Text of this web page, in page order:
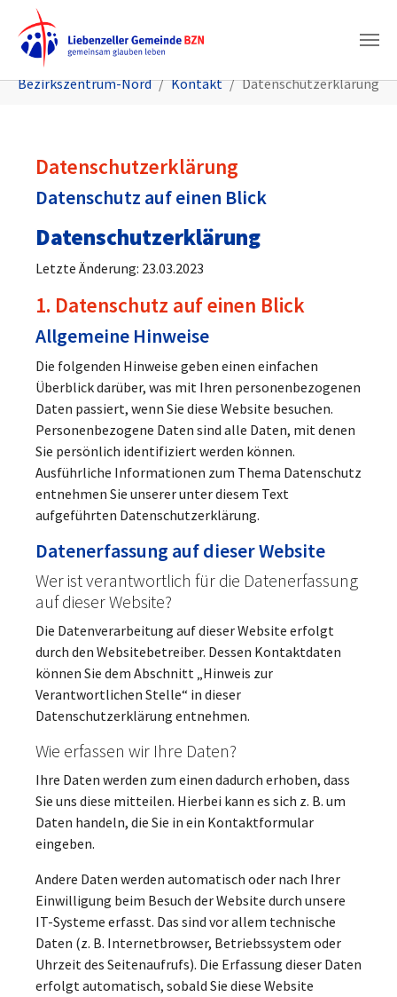
Zum Hauptinhalt springen
Sie sind hier:
Bezirkszentrum-Nord Kontakt Datenschutzerklärung
Datenschutzerklärung
Datenschutz auf einen Blick
Datenschutz­erklärung
Letzte Änderung: 23.03.2023
1. Datenschutz auf einen Blick
Allgemeine Hinweise
Die folgenden Hinweise geben einen einfachen
Überblick darüber, was mit Ihren personenbezogenen
Daten passiert, wenn Sie diese Website besuchen.
Personenbezogene Daten sind alle Daten, mit denen
Sie persönlich identifiziert werden können.
Ausführliche Informationen zum Thema Datenschutz
entnehmen Sie unserer unter diesem Text
aufgeführten Datenschutzerklärung.
Datenerfassung auf dieser Website
Wer ist verantwortlich für die Datenerfassung
auf dieser Website?
Die Datenverarbeitung auf dieser Website erfolgt
durch den Websitebetreiber. Dessen Kontaktdaten
können Sie dem Abschnitt „Hinweis zur
Verantwortlichen Stelle“ in dieser
Datenschutzerklärung entnehmen.
Wie erfassen wir Ihre Daten?
Ihre Daten werden zum einen dadurch erhoben, dass
Sie uns diese mitteilen. Hierbei kann es sich z. B. um
Daten handeln, die Sie in ein Kontaktformular
eingeben.
Andere Daten werden automatisch oder nach Ihrer
Einwilligung beim Besuch der Website durch unsere
IT-Systeme erfasst. Das sind vor allem technische
Daten (z. B. Internetbrowser, Betriebssystem oder
Uhrzeit des Seitenaufrufs). Die Erfassung dieser Daten
erfolgt automatisch, sobald Sie diese Website